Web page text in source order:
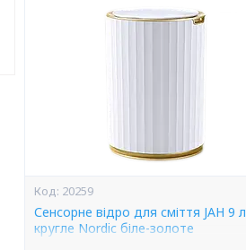
20259
Сенсорне відро для сміття JAH 9 л
кругле Nordic біле-золоте